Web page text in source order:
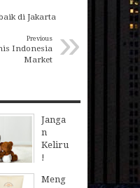
di Jakarta
»
Previous
Indonesia
Market
Janga
n
Keliru
!
Cara
Meng